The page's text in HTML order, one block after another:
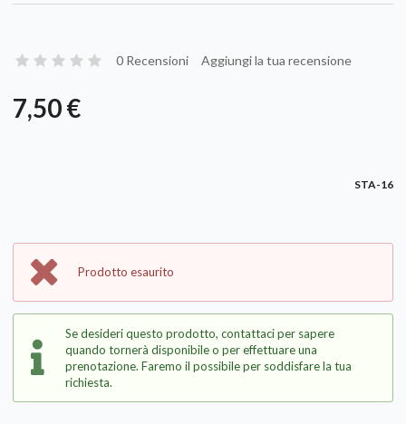
0 Recensioni Aggiungi la tua recensione
7,50 €
STA-16
Prodotto esaurito
Se desideri questo prodotto, contattaci per sapere
quando tornerà disponibile o per effettuare una
prenotazione. Faremo il possibile per soddisfare la tua
richiesta.